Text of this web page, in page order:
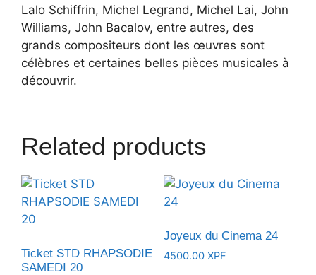
Lalo Schiffrin, Michel Legrand, Michel Lai, John
Williams, John Bacalov, entre autres, des
grands compositeurs dont les œuvres sont
célèbres et certaines belles pièces musicales à
découvrir.
Related products
Ticket STD RHAPSODIE
SAMEDI 20
Joyeux du Cinema 24
4500.00 XPF